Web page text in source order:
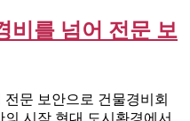
비를 넘어 전문 보
문 보안으로 건물경비회
시작 현대 도시환경에서